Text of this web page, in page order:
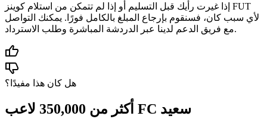
إذا غيرت رأيك قبل التسليم أو إذا لم تتمكن من استلام كوينز FUT
لأي سبب كان، فسنقوم بإرجاع المبلغ بالكامل فورًا. يمكنك التواصل
مع فريق الدعم لدينا عبر الدردشة المباشرة وطلب الاسترداد.
هل كان هذا مفيدًا؟
أكثر من 350,000 لاعب FC سعيد